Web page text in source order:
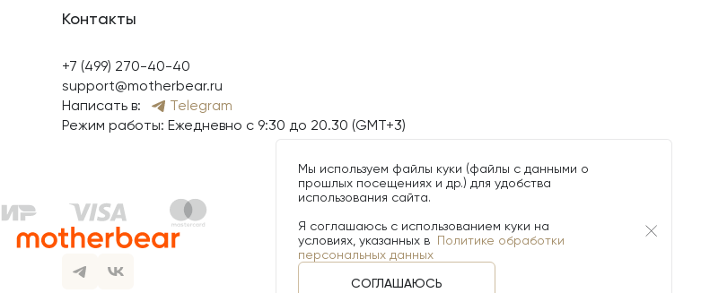
Контакты
+7 (499) 270-40-40
support@motherbear.ru
Написать в:
Telegram
Режим работы: Ежедневно с 9:30 до 20.30 (GMT+3)
Мы используем файлы куки (файлы с данными о
прошлых посещениях и др.) для удобства
использования сайта.
Я соглашаюсь с использованием куки на
условиях, указанных в Политике обработки
персональных данных
СОГЛАШАЮСЬ